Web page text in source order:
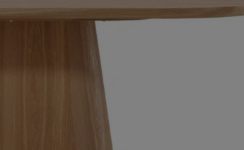
CHAMBRE COMPLÈTE